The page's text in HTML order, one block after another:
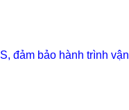
đảm bảo hành trình vận